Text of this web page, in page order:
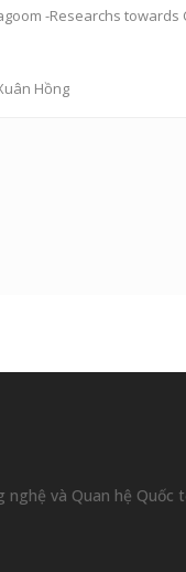
-Researchs towards
Hồng
nghệ và Quan hệ Quốc